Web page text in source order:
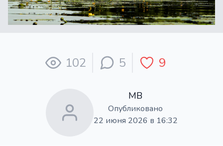
102 5 9
МВ
Опубликовано
22 июня 2026 в 16:32